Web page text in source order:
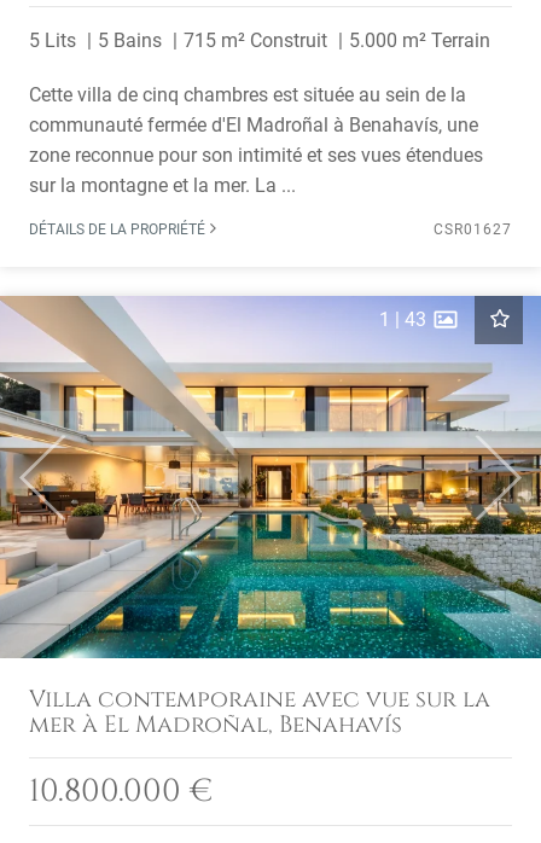
5 Lits 5 Bains 715 m² Construit 5.000 m² Terrain
Cette villa de cinq chambres est située au sein de la
communauté fermée d'El Madroñal à Benahavís, une
zone reconnue pour son intimité et ses vues étendues
sur la montagne et la mer. La ...
DÉTAILS DE LA PROPRIÉTÉ CSR01627
Previous Next
1 | 43
Villa contemporaine avec vue sur la
mer à El Madroñal, Benahavís
10.800.000 €